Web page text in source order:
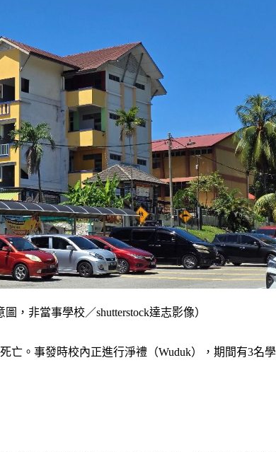
，非當事學校／shutterstock達志影像）
亡。事發時校內正進行淨禮（Wuduk），期間有3